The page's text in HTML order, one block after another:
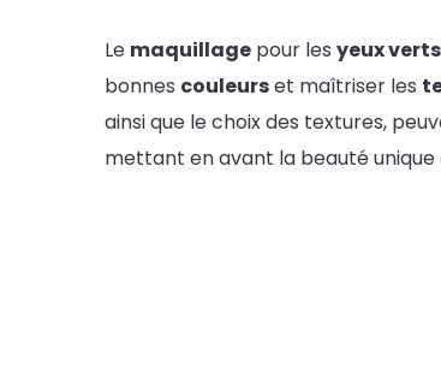
Le maquillage pour les yeux verts
bonnes couleurset maîtriser les
ainsi que le choix des textures,
mettant en avant la beauté unique